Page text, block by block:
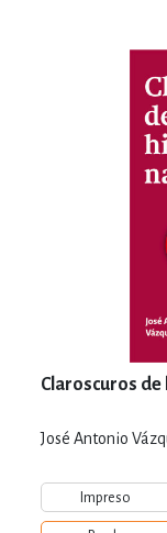
Claroscuros de
José Antonio
Impreso